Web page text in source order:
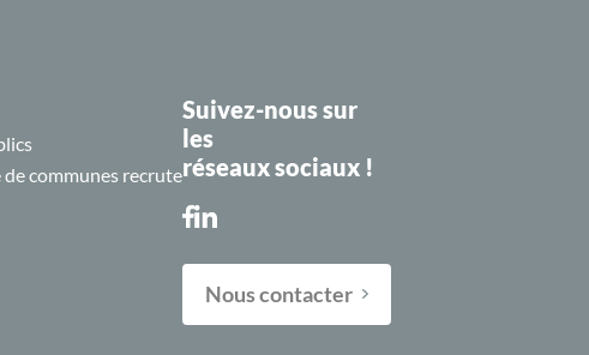
communes recrute
Suivez-nous sur
les
réseaux sociaux !
Nous contacter